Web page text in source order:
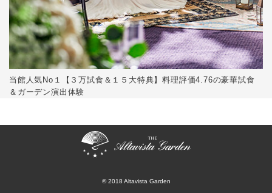
当館人気No１【３万試食＆１５大特典】料理評価4.76の豪華試食
＆ガーデン演出体験
© 2018 Altavista Garden